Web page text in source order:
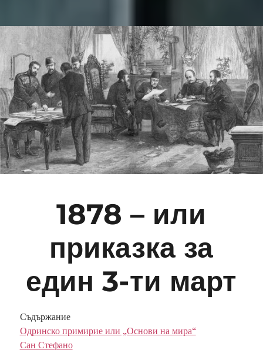
1878 – или
приказка за
един 3-ти март
Съдържание
Одринско примирие или „Основи на мира“
Сан Стефано